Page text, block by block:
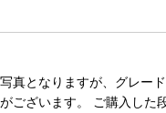
真となりますが、グレー
ございます。 ご購入し